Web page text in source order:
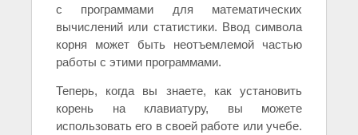
с программами для математических
вычислений или статистики. Ввод символа
корня может быть неотъемлемой частью
работы с этими программами.
Теперь, когда вы знаете, как установить
корень на клавиатуру, вы можете
использовать его в своей работе или учебе.